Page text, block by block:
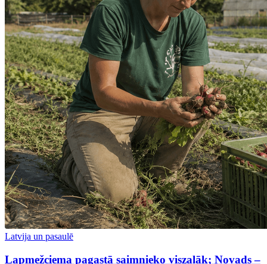
Latvija un pasaulē
Lapmežciema pagastā saimnieko viszaļāk; Novads –